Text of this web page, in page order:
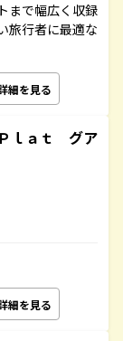
まで幅広く収録
旅行者に最適な
細を見る
ｌａｔ グア
細を見る